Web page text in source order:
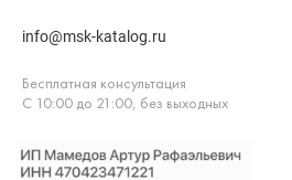
info@msk-katalog.ru
Бесплатная консультация
С 10:00 до 21:00, без выходных